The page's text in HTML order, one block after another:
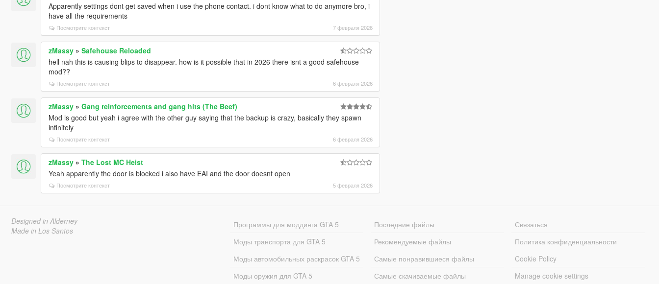
Apparently settings dont get saved when i use the phone contact. i dont know what to do anymore bro, i
have all the requirements
Посмотрите контекст 7 февраля 2026
zMassy» Safehouse Reloaded
hell nah this is causing blips to disappear. how is it possible that in 2026 there isnt a good safehouse
mod??
Посмотрите контекст 6 февраля 2026
zMassy» Gang reinforcements and gang hits (The Beef)
Mod is good but yeah i agree with the other guy saying that the backup is crazy, basically they spawn
infinitely
Посмотрите контекст 6 февраля 2026
zMassy» The Lost MC Heist
Yeah apparently the door is blocked i also have EAI and the door doesnt open
Посмотрите контекст 5 февраля 2026
Designed in Alderney
Made in Los Santos
Программы для моддинга GTA 5
Моды транспорта для GTA 5
Моды автомобильных раскрасок GTA 5
Моды оружия для GTA 5
Последние файлы
Рекомендуемые файлы
Самые понравившиеся файлы
Самые скачиваемые файлы
Связаться
Политика конфиденциальности
Cookie Policy
Manage cookie settings